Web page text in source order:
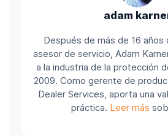
adam
Después de más de 16
asesor de servicio, Adam
a la industria de la protección
2009. Como gerente de
Dealer Services, aporta una
práctica. Leer más